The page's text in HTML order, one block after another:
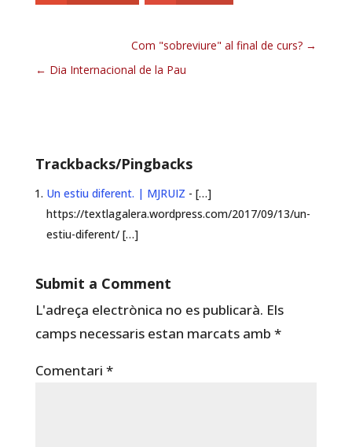
Com "sobreviure" al final de curs?
Dia Internacional de la Pau
Trackbacks/Pingbacks
Un estiu diferent. | MJRUIZ - […]
https://textlagalera.wordpress.com/2017/09/13/un-
estiu-diferent/ […]
Submit a Comment
L'adreça electrònica no es publicarà. Els
camps necessaris estan marcats amb *
Comentari *